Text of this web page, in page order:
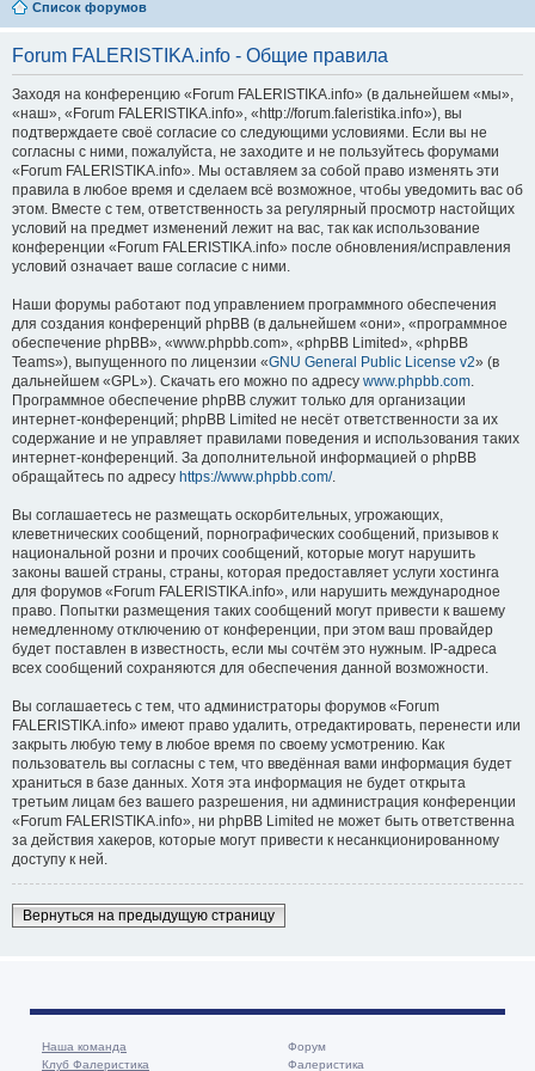
Список форумов
Forum FALERISTIKA.info - Общие правила
Заходя на конференцию «Forum FALERISTIKA.info» (в дальнейшем «мы»,
«наш», «Forum FALERISTIKA.info», «http://forum.faleristika.info»), вы
подтверждаете своё согласие со следующими условиями. Если вы не
согласны с ними, пожалуйста, не заходите и не пользуйтесь форумами
«Forum FALERISTIKA.info». Мы оставляем за собой право изменять эти
правила в любое время и сделаем всё возможное, чтобы уведомить вас об
этом. Вместе с тем, ответственность за регулярный просмотр настойщих
условий на предмет изменений лежит на вас, так как использование
конференции «Forum FALERISTIKA.info» после обновления/исправления
условий означает ваше согласие с ними.
Наши форумы работают под управлением программного обеспечения
для создания конференций phpBB (в дальнейшем «они», «программное
обеспечение phpBB», «www.phpbb.com», «phpBB Limited», «phpBB
Teams»), выпущенного по лицензии «GNU General Public License v2» (в
дальнейшем «GPL»). Скачать его можно по адресу www.phpbb.com.
Программное обеспечение phpBB служит только для организации
интернет-конференций; phpBB Limited не несёт ответственности за их
содержание и не управляет правилами поведения и использования таких
интернет-конференций. За дополнительной информацией о phpBB
обращайтесь по адресу https://www.phpbb.com/.
Вы соглашаетесь не размещать оскорбительных, угрожающих,
клеветнических сообщений, порнографических сообщений, призывов к
национальной розни и прочих сообщений, которые могут нарушить
законы вашей страны, страны, которая предоставляет услуги хостинга
для форумов «Forum FALERISTIKA.info», или нарушить международное
право. Попытки размещения таких сообщений могут привести к вашему
немедленному отключению от конференции, при этом ваш провайдер
будет поставлен в известность, если мы сочтём это нужным. IP-адреса
всех сообщений сохраняются для обеспечения данной возможности.
Вы соглашаетесь с тем, что администраторы форумов «Forum
FALERISTIKA.info» имеют право удалить, отредактировать, перенести или
закрыть любую тему в любое время по своему усмотрению. Как
пользователь вы согласны с тем, что введённая вами информация будет
храниться в базе данных. Хотя эта информация не будет открыта
третьим лицам без вашего разрешения, ни администрация конференции
«Forum FALERISTIKA.info», ни phpBB Limited не может быть ответственна
за действия хакеров, которые могут привести к несанкционированному
доступу к ней.
Вернуться на предыдущую страницу
Наша команда
Клуб Фалеристика
Форум
Фалеристика